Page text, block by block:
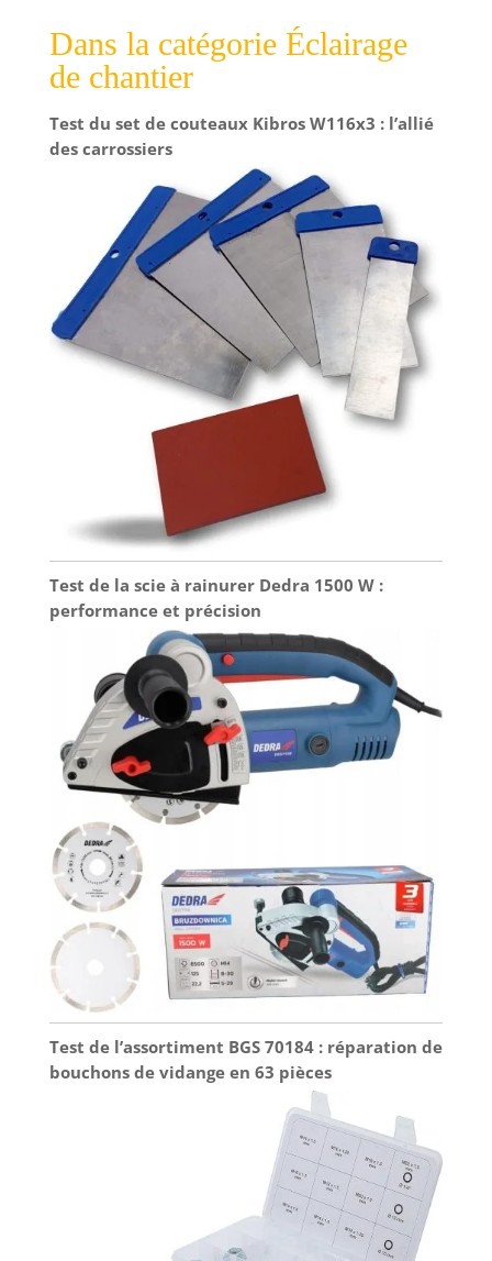
Dans la catégorie Éclairage
de chantier
Test du set de couteaux Kibros W116x3 : l’allié
des carrossiers
Test de la scie à rainurer Dedra 1500 W :
performance et précision
Test de l’assortiment BGS 70184 : réparation de
bouchons de vidange en 63 pièces